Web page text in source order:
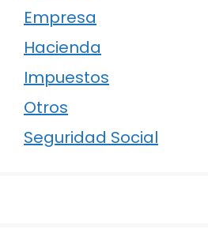
Empresa
Hacienda
Impuestos
Otros
Seguridad Social